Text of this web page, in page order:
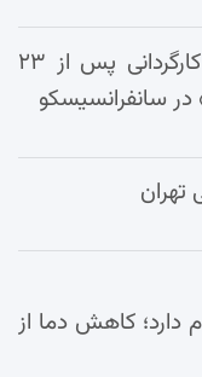
بازگشت دنی دویتو به کارگردانی پس از ۲۳
سانفرانسیسکو
تهران
دارد؛ کاهش دما از